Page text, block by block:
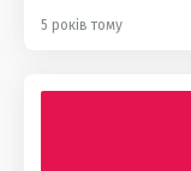
5 років тому